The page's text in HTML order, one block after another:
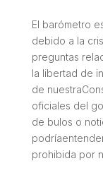
El barómetro
debido a la
preguntas
la libertad de
de
oficiales del
de bulos o
prohibida por